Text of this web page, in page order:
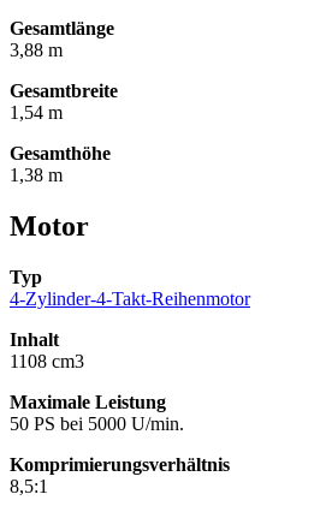
Gesamtlänge
3,88 m
Gesamtbreite
1,54 m
Gesamthöhe
1,38 m
Motor
Typ
4-Zylinder-4-Takt-Reihenmotor
Inhalt
1108 cm3
Maximale Leistung
50 PS bei 5000 U/min.
Komprimierungsverhältnis
8,5:1